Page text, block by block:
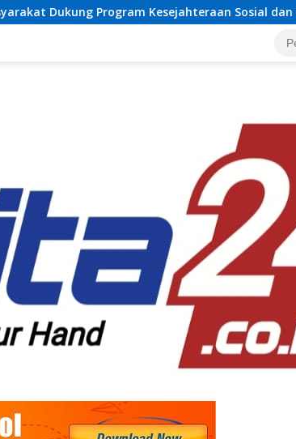
Sosial dan Pembangunan Daerah